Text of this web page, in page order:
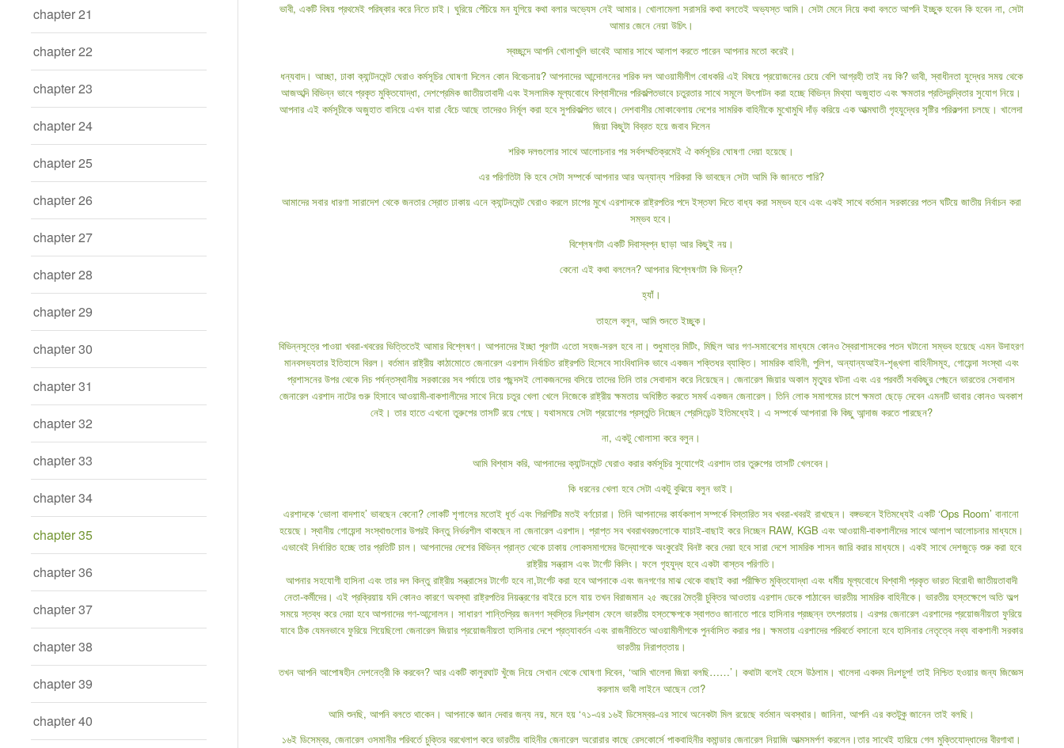
chapter 21
chapter 22
chapter 23
chapter 24
chapter 25
chapter 26
chapter 27
chapter 28
chapter 29
chapter 30
chapter 31
chapter 32
chapter 33
chapter 34
chapter 35
chapter 36
chapter 37
chapter 38
chapter 39
chapter 40
ভাবী, একটি বিষয় প্রথমেই পরিষ্কার করে নিতে চাই। ঘুরিয়ে পেঁচিয়ে মন যুগিয়ে কথা বলার অভ্যেস নেই আমার। খোলামেলা সরাসরি কথা বলতেই অভ্যস্ত আমি। সেটা মেনে নিয়ে কথা বলতে আপনি ইচ্ছুক হবেন কি হবেন না, সেটা
আমার জেনে নেয়া উচিৎ।
স্বচ্ছন্দে আপনি খোলাখুলি ভাবেই আমার সাথে আলাপ করতে পারেন আপনার মতো করেই।
ধন্যবাদ। আচ্ছা, ঢাকা ক্যান্টনমেন্ট ঘেরাও কর্মসূচির ঘোষণা দিলেন কোন বিবেচনায়? আপনাদের আন্দোলনের শরিক দল আওয়ামীলীগ বোধকরি এই বিষয়ে প্রয়োজনের চেয়ে বেশি আগ্রহী তাই নয় কি? ভাবী, স্বাধীনতা যুদ্ধের সময় থেকে
আজঅব্দি বিভিন্ন ভাবে প্রকৃত মুক্তিযোদ্ধা, দেশপ্রেমিক জাতীয়তাবাদী এবং ইসলামিক মূল্যবোধে বিশ্বাসীদের পরিকল্পিতভাবে চতুরতার সাথে সমূলে উৎপাটন করা হচ্ছে বিভিন্ন মিথ্যা অজুহাত এবং ক্ষমতার প্রতিদ্বন্দ্বিতার সুযোগ নিয়ে।
আপনার এই কর্মসূচীকে অজুহাত বানিয়ে এখন যারা বেঁচে আছে তাদেরও নির্মূল করা হবে সুপরিকল্পিত ভাবে। দেশবাসীর মোকাবেলায় দেশের সামরিক বাহিনীকে মুখোমুখি দাঁড় করিয়ে এক আত্মঘাতী গৃহযুদ্ধের সৃষ্টির পরিকল্পনা চলছে। খালেদা
জিয়া কিছুটা বিব্রত হয়ে জবাব দিলেন
শরিক দলগুলোর সাথে আলোচনার পর সর্বসম্মতিক্রমেই ঐ কর্মসূচির ঘোষণা দেয়া হয়েছে।
এর পরিণতিটা কি হবে সেটা সম্পর্কে আপনার আর অন্যান্য শরিকরা কি ভাবছেন সেটা আমি কি জানতে পারি?
আমাদের সবার ধারণা সারাদেশ থেকে জনতার স্রোত ঢাকায় এনে ক্যান্টনমেন্ট ঘেরাও করলে চাপের মুখে এরশাদকে রাষ্ট্রপতির পদে ইস্তফা দিতে বাধ্য করা সম্ভব হবে এবং একই সাথে বর্তমান সরকারের পতন ঘটিয়ে জাতীয় নির্বাচন করা
সম্ভব হবে।
বিশ্লেষণটা একটি দিবাস্বপ্ন ছাড়া আর কিছুই নয়।
কেনো এই কথা বললেন? আপনার বিশ্লেষণটা কি ভিন্ন?
হ্যাঁ।
তাহলে বলুন, আমি শুনতে ইচ্ছুক।
বিভিন্নসূত্রে পাওয়া খবরা-খবরের ভিত্তিতেই আমার বিশ্লেষণ। আপনাদের ইচ্ছা পূরণটা এতো সহজ-সরল হবে না। শুধুমাত্র মিটিং, মিছিল আর গণ-সমাবেশের মাধ্যমে কোনও স্বৈরাশাসকের পতন ঘটানো সম্ভব হয়েছে এমন উদাহরণ
মানবসভ্যতার ইতিহাসে বিরল। বর্তমান রাষ্ট্রীয় কাঠামোতে জেনারেল এরশাদ নির্বাচিত রাষ্ট্রপতি হিসেবে সাংবিধানিক ভাবে একজন শক্তিধর ব্যাক্তি। সামরিক বাহিনী, পুলিশ, অন্যান্যআইন-শৃঙ্খলা বাহিনীসমূহ, গোয়েন্দা সংস্থা এবং
প্রশাসনের উপর থেকে নিচ পর্যন্তস্থানীয় সরকারের সব পর্যায়ে তার পছন্দসই লোকজনদের বসিয়ে তাদের তিনি তার সেবাদাস করে নিয়েছেন। জেনারেল জিয়ার অকাল মৃত্যুর ঘটনা এবং এর পরবর্তী সবকিছুর পেছনে ভারতের সেবাদাস
জেনারেল এরশাদ নাটের গুরু হিসাবে আওয়ামী-বাকশালীদের সাথে নিয়ে চতুর খেলা খেলে নিজেকে রাষ্ট্রীয় ক্ষমতায় অধিষ্ঠিত করতে সমর্থ একজন জেনারেল। তিনি লোক সমাগমের চাপে ক্ষমতা ছেড়ে দেবেন এমনটি ভাবার কোনও অবকাশ
নেই। তার হাতে এখনো তুরুপের তাসটি রয়ে গেছে। যথাসময়ে সেটা প্রয়োগের প্রস্তুতি নিচ্ছেন প্রেসিডেন্ট ইতিমধ্যেই। এ সম্পর্কে আপনারা কি কিছু আন্দাজ করতে পারছেন?
না, একটু খোলাসা করে বলুন।
আমি বিশ্বাস করি, আপনাদের ক্যান্টনমেন্ট ঘেরাও করার কর্মসূচির সুযোগেই এরশাদ তার তুরুপের তাসটি খেলবেন।
কি ধরনের খেলা হবে সেটা একটু বুঝিয়ে বলুন ভাই।
এরশাদকে ‘ভোলা বাদশাহ’ ভাবছেন কেনো? লোকটি শৃগালের মতোই ধূর্ত এবং গিরগিটির মতই বর্ণচোরা। তিনি আপনাদের কার্যকলাপ সম্পর্কে বিস্তারিত সব খবরা-খবরই রাখছেন। বঙ্গভবনে ইতিমধ্যেই একটি ‘Ops Room’ বানানো
হয়েছে। স্থানীয় গোয়েন্দা সংস্থাগুলোর উপরই কিন্তু নির্ভরশীল থাকছেন না জেনারেল এরশাদ। প্রাপ্ত সব খবরাখবরগুলোকে যাচাই-বাছাই করে নিচ্ছেন RAW, KGB এবং আওয়ামী-বাকশালীদের সাথে আলাপ আলোচনার মাধ্যমে।
এভাবেই নির্ধারিত হচ্ছে তার প্রতিটি চাল। আপনাদের দেশের বিভিন্ন প্রান্ত থেকে ঢাকায় লোকসমাগমের উদ্যোগকে অংকুরেই বিনষ্ট করে দেয়া হবে সারা দেশে সামরিক শাসন জারি করার মাধ্যমে। একই সাথে দেশজুড়ে শুরু করা হবে
রাষ্ট্রীয় সন্ত্রাস এবং টার্গেট কিলিং। ফলে গৃহযুদ্ধ হবে একটা বাস্তব পরিণতি।
আপনার সহযোগী হাসিনা এবং তার দল কিন্তু রাষ্ট্রীয় সন্ত্রাসের টার্গেট হবে না,টার্গেট করা হবে আপনাকে এবং জনগণের মাঝ থেকে বাছাই করা পরীক্ষিত মুক্তিযোদ্ধা এবং ধর্মীয় মূল্যবোধে বিশ্বাসী প্রকৃত ভারত বিরোধী জাতীয়তাবাদী
নেতা-কর্মীদের। এই প্রক্রিয়ায় যদি কোনও কারণে অবস্থা রাষ্ট্রপতির নিয়ন্ত্রণের বাইরে চলে যায় তখন বিরাজমান ২৫ বছরের মৈত্রী চুক্তির আওতায় এরশাদ ডেকে পাঠাবেন ভারতীয় সামরিক বাহিনীকে। ভারতীয় হস্তক্ষেপে অতি অল্প
সময়ে স্তব্ধ করে দেয়া হবে আপনাদের গণ-আন্দোলন। সাধারণ শান্তিপ্রিয় জনগণ স্বস্তির নিঃশ্বাস ফেলে ভারতীয় হস্তক্ষেপকে স্বাগতও জানাতে পারে হাসিনার প্রচ্ছন্ন তৎপরতায়। এরপর জেনারেল এরশাদের প্রয়োজনীয়তা ফুরিয়ে
যাবে ঠিক যেমনভাবে ফুরিয়ে গিয়েছিলো জেনারেল জিয়ার প্রয়োজনীয়তা হাসিনার দেশে প্রত্যাবর্তন এবং রাজনীতিতে আওয়ামীলীগকে পুনর্বাসিত করার পর। ক্ষমতায় এরশাদের পরিবর্তে বসানো হবে হাসিনার নেতৃত্বে নব্য বাকশালী সরকার
ভারতীয় নিরাপত্তায়।
তখন আপনি আপোষহীন দেশনেত্রী কি করবেন? আর একটি কালুরঘাট খুঁজে নিয়ে সেখান থেকে ঘোষণা দিবেন, ‘আমি খালেদা জিয়া বলছি……’। কথাটা বলেই হেসে উঠলাম। খালেদা একদম নিঃশচুপ! তাই নিশ্চিত হওয়ার জন্য জিজ্ঞেস
করলাম ভাবী লাইনে আছেন তো?
আমি শুনছি, আপনি বলতে থাকেন। আপনাকে জ্ঞান দেবার জন্য নয়, মনে হয় ‘৭১-এর ১৬ই ডিসেম্বর-এর সাথে অনেকটা মিল রয়েছে বর্তমান অবস্থার। জানিনা, আপনি এর কতটুকু জানেন তাই বলছি।
১৬ই ডিসেম্বর, জেনারেল ওসমানীর পরিবর্তে চুক্তির বরখেলাপ করে ভারতীয় বাহিনীর জেনারেল অরোরার কাছে রেসকোর্সে পাকবাহিনীর কমান্ডার জেনারেল নিয়াজি আত্মসমর্পণ করলেন।তার সাথেই হারিয়ে গেল মুক্তিযোদ্ধাদের বীরগাথা।